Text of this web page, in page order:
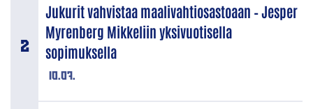
10.07.
Jukurit vahvistaa maalivahtiosastoaan – Jesper
Myrenberg Mikkeliin yksivuotisella
sopimuksella